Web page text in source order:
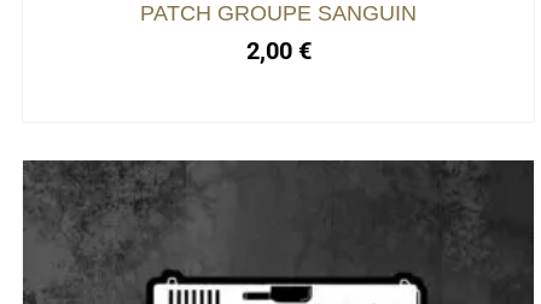
PATCH GROUPE SANGUIN
2,00 €